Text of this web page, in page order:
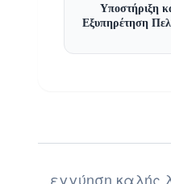
Υποστήριξη
Εξυπηρέτηση
εγγύηση καλής